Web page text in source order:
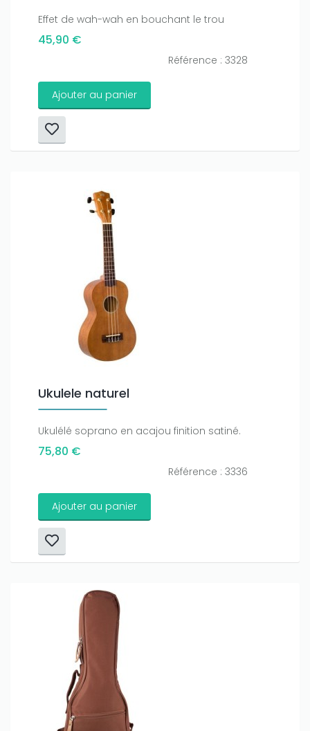
Effet de wah-wah en bouchant le trou
45,90 €
Référence : 3328
Ajouter au panier
Ukulele naturel
Ukulélé soprano en acajou finition satiné.
75,80 €
Référence : 3336
Ajouter au panier